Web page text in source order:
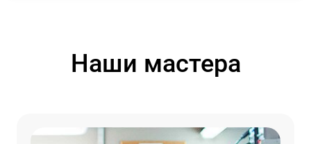
Наши мастера